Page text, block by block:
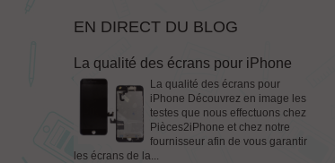
EN DIRECT DU BLOG
La qualité des écrans pour iPhone
La qualité des écrans pour
iPhone Découvrez en image les
testes que nous effectuons chez
Pièces2iPhone et chez notre
fournisseur afin de vous garantir
les écrans de la...